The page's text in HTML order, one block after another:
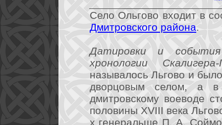
Село Ольгово входит в
Дмитровского района.
Датировки и
хронологии Скалигера-
называлось Льгово и
дворцовым селом, а
дмитровскому воеводе
половины XVIII века
х генеральше П. А.